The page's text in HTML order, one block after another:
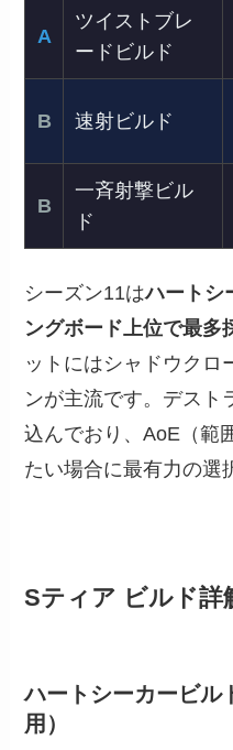
A
ツイストブレ
ードビルド
B 速射ビルド
B
一斉射撃ビル
ド
シーズン11はハートシ
ングボード上位で最多
ットにはシャドウクロ
ンが主流です。デスト
込んでおり、AoE（範
たい場合に最有力の選
Sティア ビルド詳
ハートシーカービル
用）